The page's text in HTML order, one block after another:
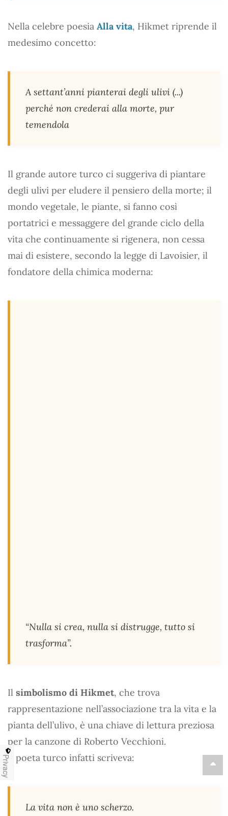
Nella celebre poesia Alla vita, Hikmet riprende il
medesimo concetto:
A settant’anni pianterai degli ulivi (...)
perché non crederai alla morte, pur
temendola
Il grande autore turco ci suggeriva di piantare
degli ulivi per eludere il pensiero della morte; il
mondo vegetale, le piante, si fanno così
portatrici e messaggere del grande ciclo della
vita che continuamente si rigenera, non cessa
mai di esistere, secondo la legge di Lavoisier, il
fondatore della chimica moderna:
“Nulla si crea, nulla si distrugge, tutto si
trasforma”.
Il simbolismo di Hikmet, che trova
rappresentazione nell’associazione tra la vita e la
pianta dell’ulivo, è una chiave di lettura preziosa
per la canzone di Roberto Vecchioni.
Il poeta turco infatti scriveva:
La vita non è uno scherzo.
Privacy